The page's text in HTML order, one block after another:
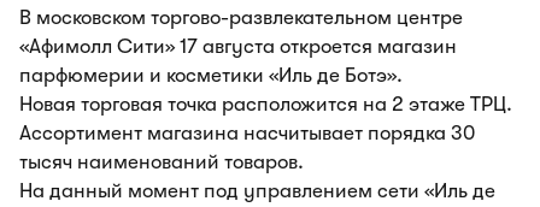
В московском торгово-развлекательном центре
«Афимолл Сити» 17 августа откроется магазин
парфюмерии и косметики «Иль де Ботэ».
Новая торговая точка расположится на 2 этаже ТРЦ.
Ассортимент магазина насчитывает порядка 30
тысяч наименований товаров.
На данный момент под управлением сети «Иль де